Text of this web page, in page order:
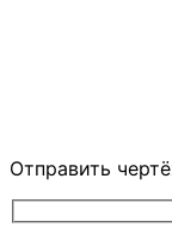
Отправить